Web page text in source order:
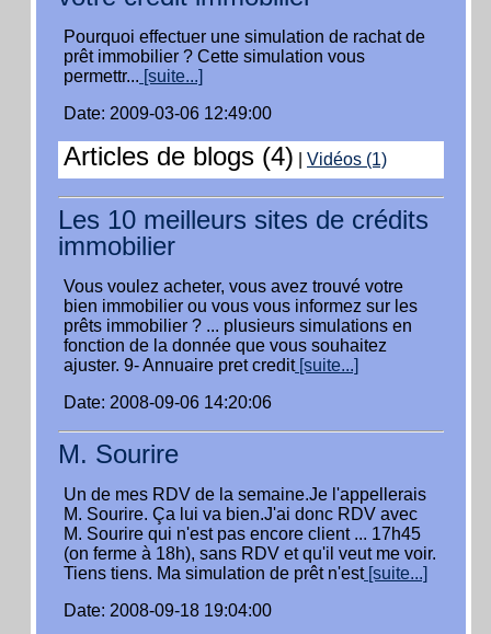
Pourquoi effectuer une simulation de rachat de
prêt immobilier ? Cette simulation vous
permettr... [suite...]
Date: 2009-03-06 12:49:00
Articles de blogs (4) Vidéos (1)
Les 10 meilleurs sites de crédits
immobilier
Vous voulez acheter, vous avez trouvé votre
bien immobilier ou vous vous informez sur les
prêts immobilier ? ... plusieurs simulations en
fonction de la donnée que vous souhaitez
ajuster. 9- Annuaire pret credit[suite...]
Date: 2008-09-06 14:20:06
M. Sourire
Un de mes RDV de la semaine.Je l'appellerais
M. Sourire. Ça lui va bien.J'ai donc RDV avec
M. Sourire qui n'est pas encore client ... 17h45
(on ferme à 18h), sans RDV et qu'il veut me voir.
Tiens tiens. Ma simulation de prêt n'est[suite...]
Date: 2008-09-18 19:04:00